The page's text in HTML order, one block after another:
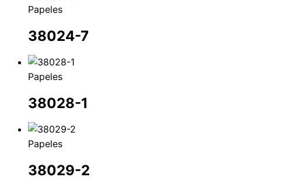
Papeles
38024-7
Papeles
38028-1
Papeles
38029-2